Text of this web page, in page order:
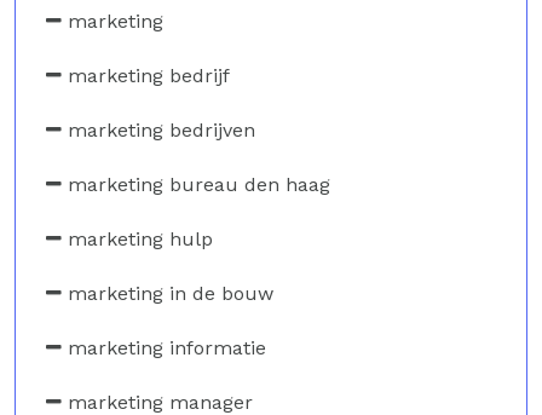
marketing
marketing bedrijf
marketing bedrijven
marketing bureau den haag
marketing hulp
marketing in de bouw
marketing informatie
marketing manager